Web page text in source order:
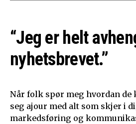
“Jeg er helt
nyhetsbrevet.”
Når folk spør meg hvordan de
seg ajour med alt som skjer i
markedsføring og